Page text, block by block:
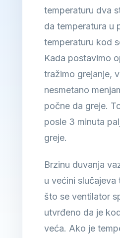
temperaturu dva
da temperatura u
temperaturu kod
Kada postavimo
tražimo grejanje,
nesmetano
počne da greje.
posle 3 minuta
greje.
Brzinu duvanja
u većini
što se ventilator
utvrđeno da je
veća. Ako je